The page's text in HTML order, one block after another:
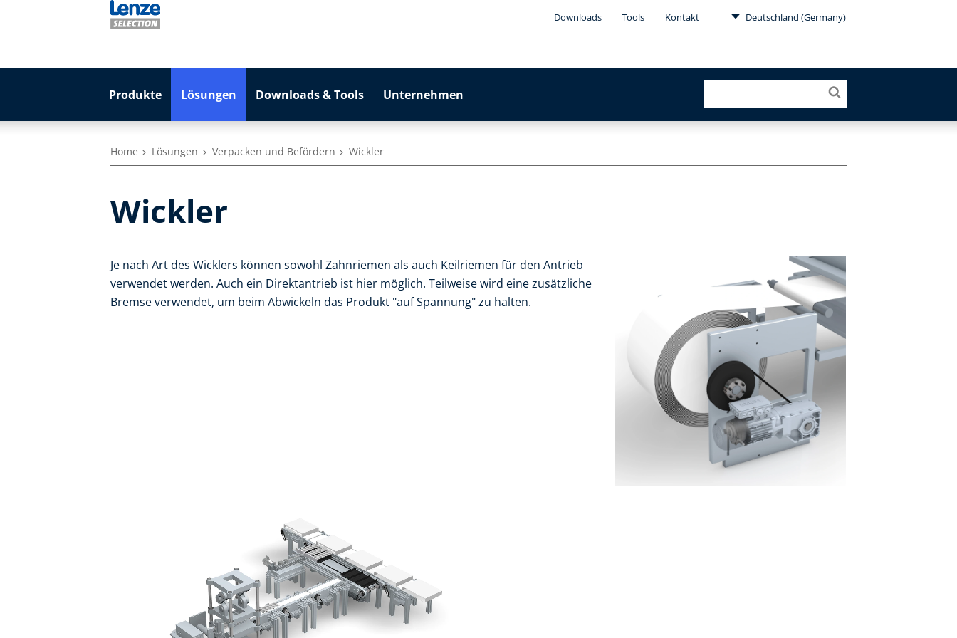
Downloads Tools Kontakt Deutschland (Germany)
Produkte Lösungen Downloads & Tools Unternehmen
Home Lösungen Verpacken und Befördern Wickler
Wickler
Je nach Art des Wicklers können sowohl Zahnriemen als auch Keilriemen für den Antrieb
verwendet werden. Auch ein Direktantrieb ist hier möglich. Teilweise wird eine zusätzliche
Bremse verwendet, um beim Abwickeln das Produkt "auf Spannung" zu halten.